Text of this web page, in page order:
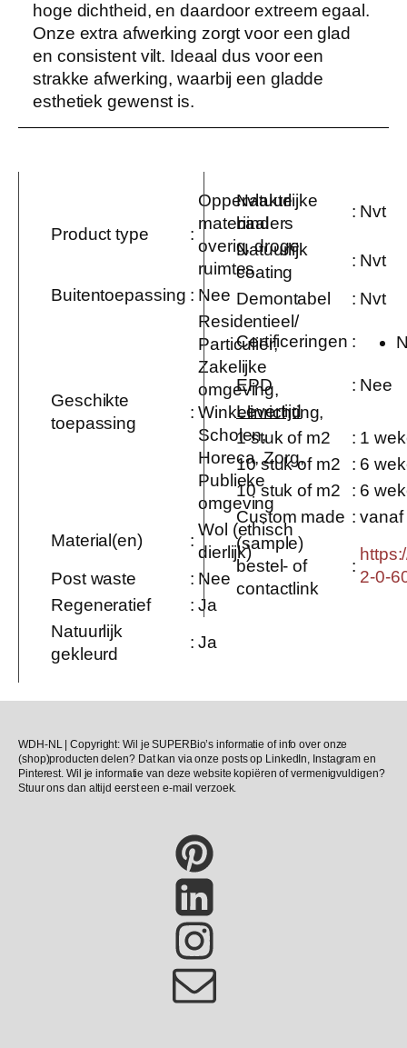
hoge dichtheid, en daardoor extreem egaal.
Onze extra afwerking zorgt voor een glad
en consistent vilt. Ideaal dus voor een
strakke afwerking, waarbij een gladde
esthetiek gewenst is.
Product type :
Oppervlakte
materiaal
overig, droge
ruimtes
Buitentoepassing : Nee
Geschikte
toepassing
:
Residentieel/
Particulier,
Zakelijke
omgeving,
Winkelinrichting,
Scholen,
Horeca, Zorg,
Publieke
omgeving
Material(en)
:
Wol (ethisch
dierlijk)
Post waste
: Nee
Regeneratief
: Ja
Natuurlijk
gekleurd
: Ja
Natuurlijke
binders
: Nvt
Natuurlijk
coating
: Nvt
Demontabel
: Nvt
Certificeringen :
EPD : Nee
Levertijd
1 stuk of m2
: 1
10 stuk of m2
: 6
10 stuk of m2
: 6
Custom made : vanaf
(sample)
bestel- of
contactlink
:
2-0-
WDH-NL | Copyright: Wil je SUPERBio’s informatie of info over onze
(shop)producten delen? Dat kan via onze posts op LinkedIn, Instagram en
Pinterest. Wil je informatie van deze website kopiëren of vermenigvuldigen?
Stuur ons dan altijd eerst een e-mail verzoek.